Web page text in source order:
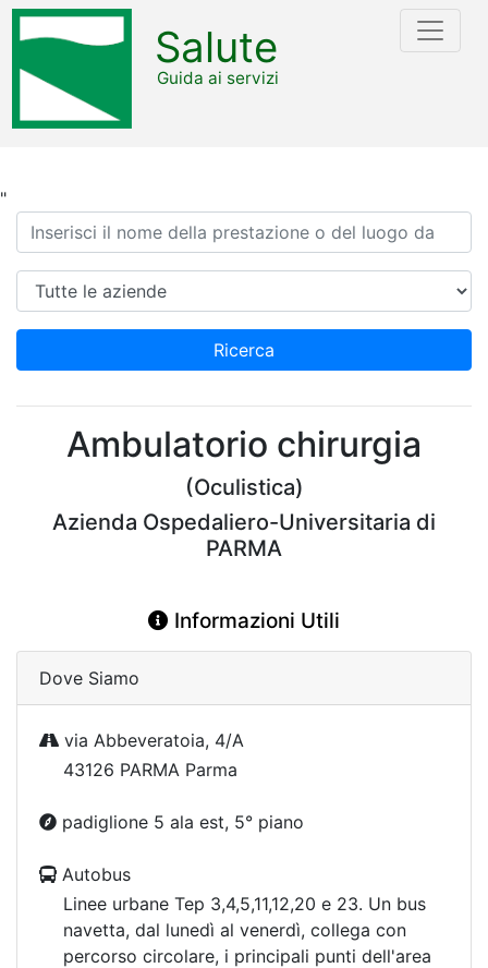
"
Salute
Guida ai servizi
Ricerca
Azienda
Ricerca
Ambulatorio chirurgia
(Oculistica)
Azienda Ospedaliero-Universitaria di
PARMA
Informazioni Utili
Dove Siamo
via Abbeveratoia, 4/A
43126 PARMA Parma
padiglione 5 ala est, 5° piano
Autobus
Linee urbane Tep 3,4,5,11,12,20 e 23. Un bus
navetta, dal lunedì al venerdì, collega con
percorso circolare, i principali punti dell'area